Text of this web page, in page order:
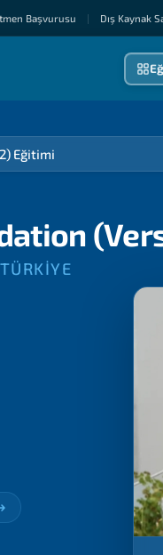
Başvurusu | Dış Kaynak
Eğitimi
TÜRKIYE